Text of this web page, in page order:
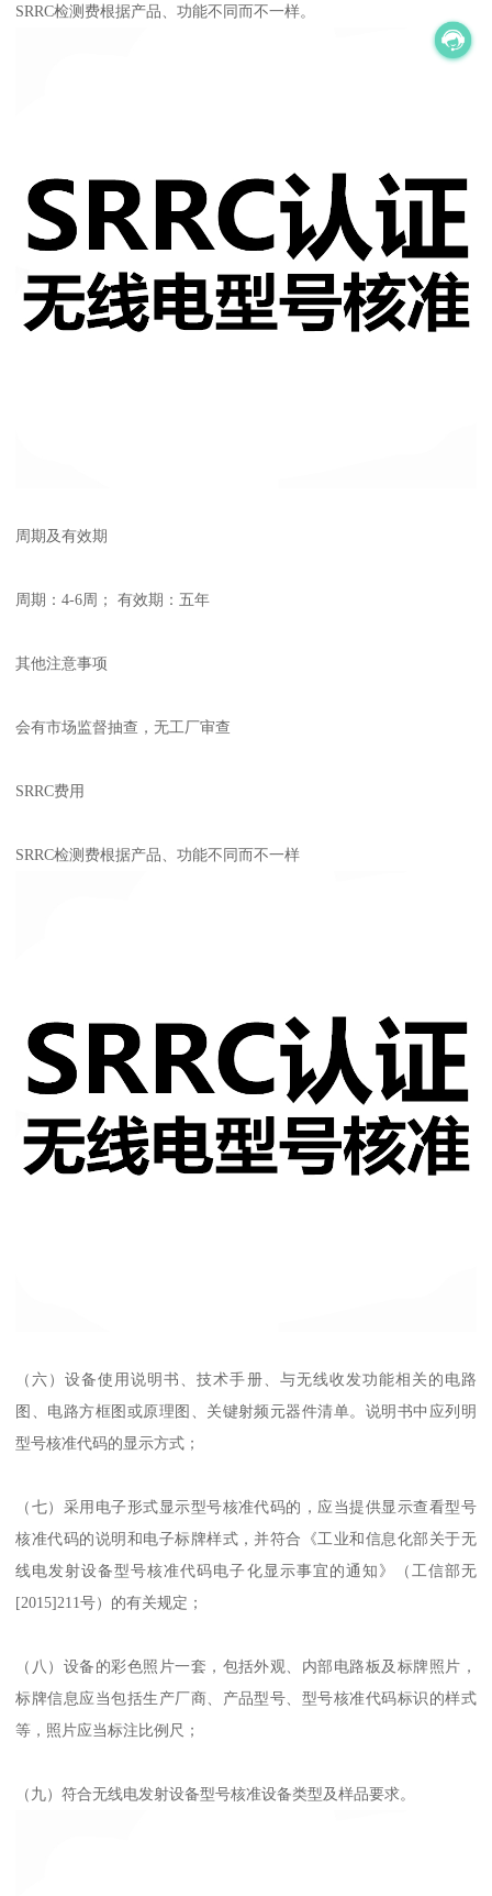
SRRC检测费根据产品、功能不同而不一样。
周期及有效期
周期：4-6周； 有效期：五年
其他注意事项
会有市场监督抽查，无工厂审查
SRRC费用
SRRC检测费根据产品、功能不同而不一样
（六）设备使用说明书、技术手册、与无线收发功能相关的电路
图、电路方框图或原理图、关键射频元器件清单。说明书中应列明
型号核准代码的显示方式；
（七）采用电子形式显示型号核准代码的，应当提供显示查看型号
核准代码的说明和电子标牌样式，并符合《工业和信息化部关于无
线电发射设备型号核准代码电子化显示事宜的通知》（工信部无
[2015]211号）的有关规定；
（八）设备的彩色照片一套，包括外观、内部电路板及标牌照片，
标牌信息应当包括生产厂商、产品型号、型号核准代码标识的样式
等，照片应当标注比例尺；
（九）符合无线电发射设备型号核准设备类型及样品要求。